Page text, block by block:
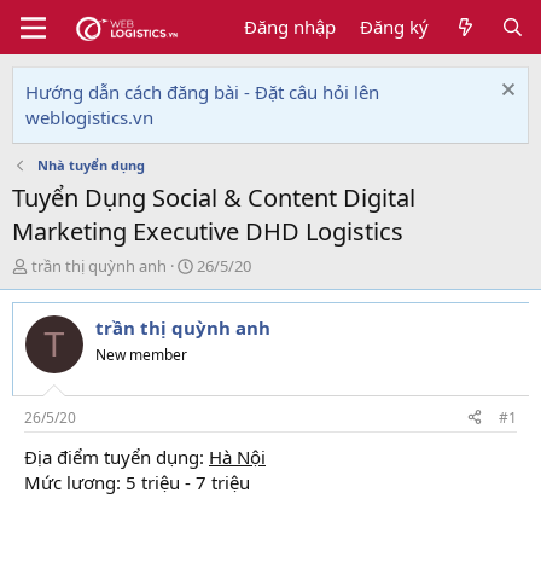
Đăng nhập Đăng ký
Hướng dẫn cách đăng bài - Đặt câu hỏi lên
weblogistics.vn
Nhà tuyển dụng
Tuyển Dụng Social & Content Digital
Marketing Executive DHD Logistics
T
h
r
e
d
s
t
a
r
t
trần thị quỳnh anh
N
g
à
y
i
26/5/20
T trần thị quỳnh anh
New member
26/5/20 #1
Địa điểm tuyển dụng: Hà Nội
Mức lương: 5 triệu - 7 triệu